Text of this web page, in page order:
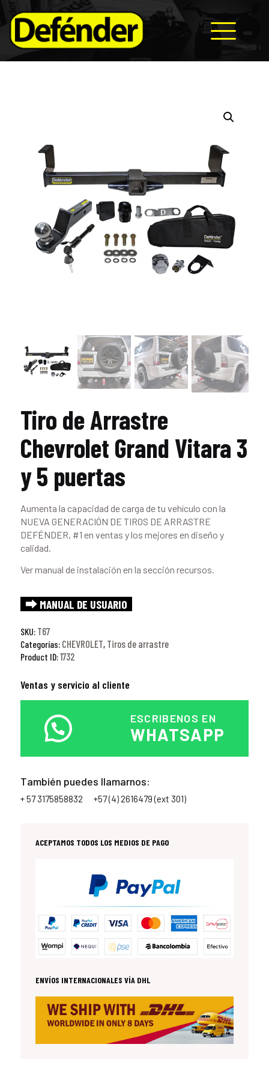
RECURSOS
BLOG
CONTACTO
Tiro de Arrastre
Chevrolet Grand Vitara 3
y 5 puertas
Aumenta la capacidad de carga de tu vehículo con la
NUEVA GENERACIÓN DE TIROS DE ARRASTRE
DEFÉNDER, #1 en ventas y los mejores en diseño y
calidad.
Ver manual de instalación en la sección recursos.
⮕ MANUAL DE USUARIO
SKU: T67
Categorías: CHEVROLET, Tiros de arrastre
Product ID:1732
Ventas y servicio al cliente
ESCRIBENOS EN
WHATSAPP
También puedes llamarnos:
+ 57 3175858832 +57 (4) 2616479 (ext 301)
ACEPTAMOS TODOS LOS MEDIOS DE PAGO
ENVÍOS INTERNACIONALES VÍA DHL